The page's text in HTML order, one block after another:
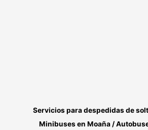
Servicios para despedidas de
Minibuses en Moaña /